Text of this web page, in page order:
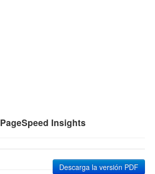
PageSpeed Insights
Descarga la versión PDF